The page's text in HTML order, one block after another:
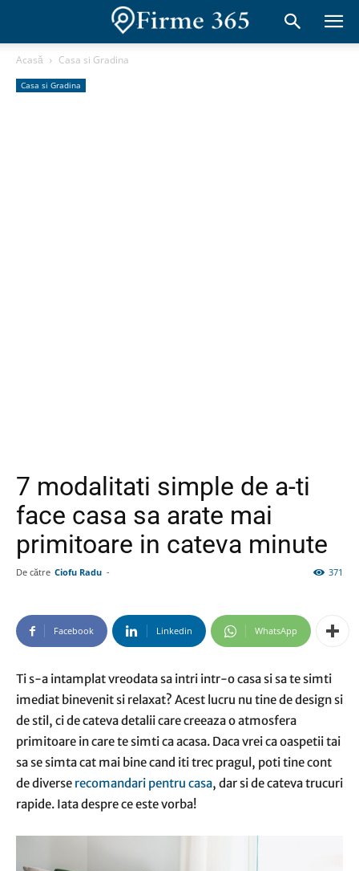
Acasă Casa si Gradina
Casa si Gradina
7 modalitati simple de a-ti
face casa sa arate mai
primitoare in cateva minute
De către Ciofu Radu - 371
Facebook Linkedin WhatsApp
Ti s-a intamplat vreodata sa intri intr-o casa si sa te simti
imediat binevenit si relaxat? Acest lucru nu tine de design si
de stil, ci de cateva detalii care creeaza o atmosfera
primitoare in care te simti ca acasa. Daca vrei ca oaspetii tai
sa se simta cat mai bine cand iti trec pragul, poti tine cont
de diverse recomandari pentru casa, dar si de cateva trucuri
rapide. Iata despre ce este vorba!